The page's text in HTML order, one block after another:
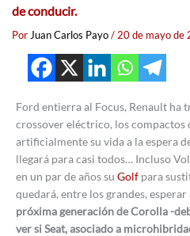
de conducir.
Por Juan Carlos Payo/ 20 de mayo de
Ford entierra al Focus, Renault ha
crossover eléctrico, los compactos
artificialmente su vida a la espera
llegará para casi todos… Incluso
en un par de años su Golf para
quedará, entre los grandes, esperar
próxima generación de Corolla -
ver si Seat, asociado a